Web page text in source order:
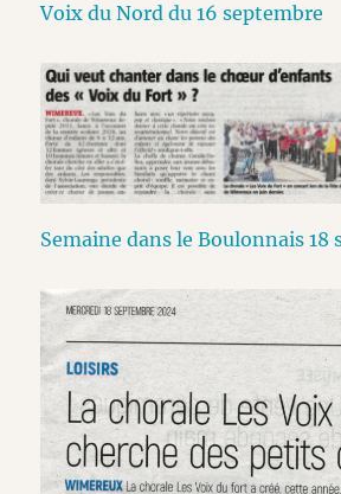
Voix du Nord du 16 septembre
Semaine dans le Boulonnais 18